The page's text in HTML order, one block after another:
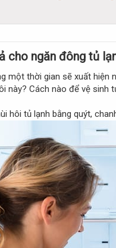
cho ngăn đông tủ
một thời gian sẽ xuất
này? Cách nào để vệ sinh
hôi tủ lạnh bằng quýt,